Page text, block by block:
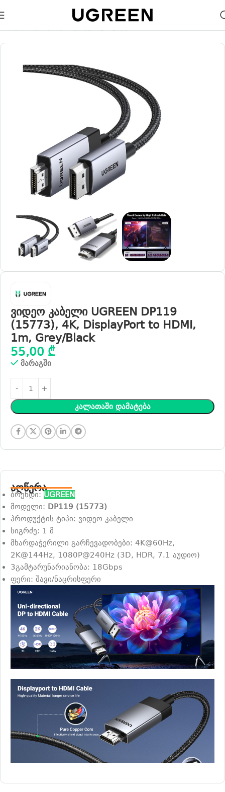
ზე შეკვეთაზე)
ვიდეო კაბელი UGREEN DP119
(15773), 4K, DisplayPort to HDMI,
1m, Grey/Black
55,00 ₾
მარაგში
Კალათაში Დამატება
აღწერა
ბრენდი: UGREEN
მოდელი: DP119 (15773)
პროდუქტის ტიპი: ვიდეო კაბელი
სიგრძე: 1 მ
მხარდაჭერილი გარჩევადობები: 4K@60Hz,
2K@144Hz, 1080P@240Hz (3D, HDR, 7.1 აუდიო)
3გამტარუნარიანობა: 18Gbps
ფერი: შავი/ნაცრისფერი